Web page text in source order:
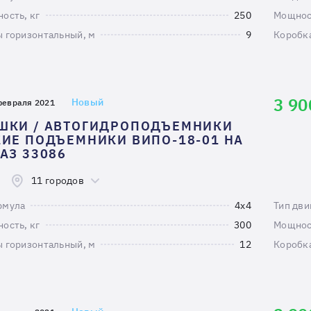
кг
250
горизонтальный, м
9
2021 Новый
/ АВТОГИДРОПОДЪЕМНИКИ
ПОДЪЕМНИКИ ВИПО-18-01 НА
33086
3
11 городов
4х4
Тип
кг
300
горизонтальный, м
12